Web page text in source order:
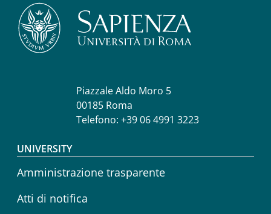
Piazzale Aldo Moro 5
00185 Roma
Telefono: +39 06 4991 3223
Footer menu
UNIVERSITY
Amministrazione trasparente
Atti di notifica